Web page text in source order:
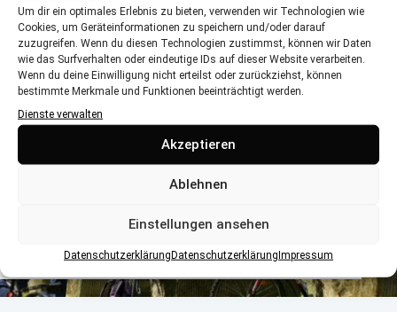
Um dir ein optimales Erlebnis zu bieten, verwenden wir Technologien wie
Cookies, um Geräteinformationen zu speichern und/oder darauf
zuzugreifen. Wenn du diesen Technologien zustimmst, können wir Daten
wie das Surfverhalten oder eindeutige IDs auf dieser Website verarbeiten.
Wenn du deine Einwilligung nicht erteilst oder zurückziehst, können
bestimmte Merkmale und Funktionen beeinträchtigt werden.
Dienste verwalten
Akzeptieren
Ablehnen
Einstellungen ansehen
DatenschutzerklärungDatenschutzerklärungImpressum
FREIZEIT IN NRW
Ausflugstipps für den Herbst mit Kindern und
Jugendlichen